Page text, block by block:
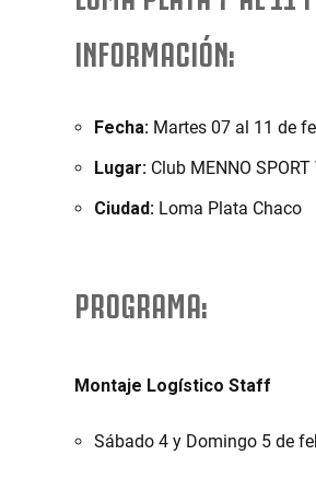
INFORMACIÓN:
Fecha: Martes 07 al 11 de
Lugar: Club MENNO SPORT
Ciudad: Loma Plata Chaco
PROGRAMA:
Montaje Logístico Staff
Sábado 4 y Domingo 5 de